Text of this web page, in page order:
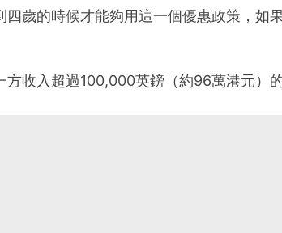
四歲的時候才能夠用這一個優惠政策，如
方收入超過100,000英鎊（約96萬港元）的